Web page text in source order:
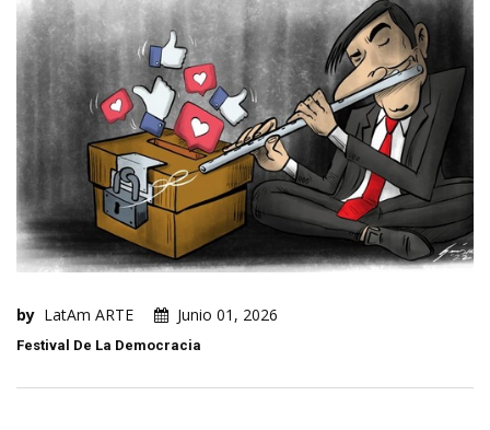
by LatAm ARTE Junio 01, 2026
Festival De La Democracia